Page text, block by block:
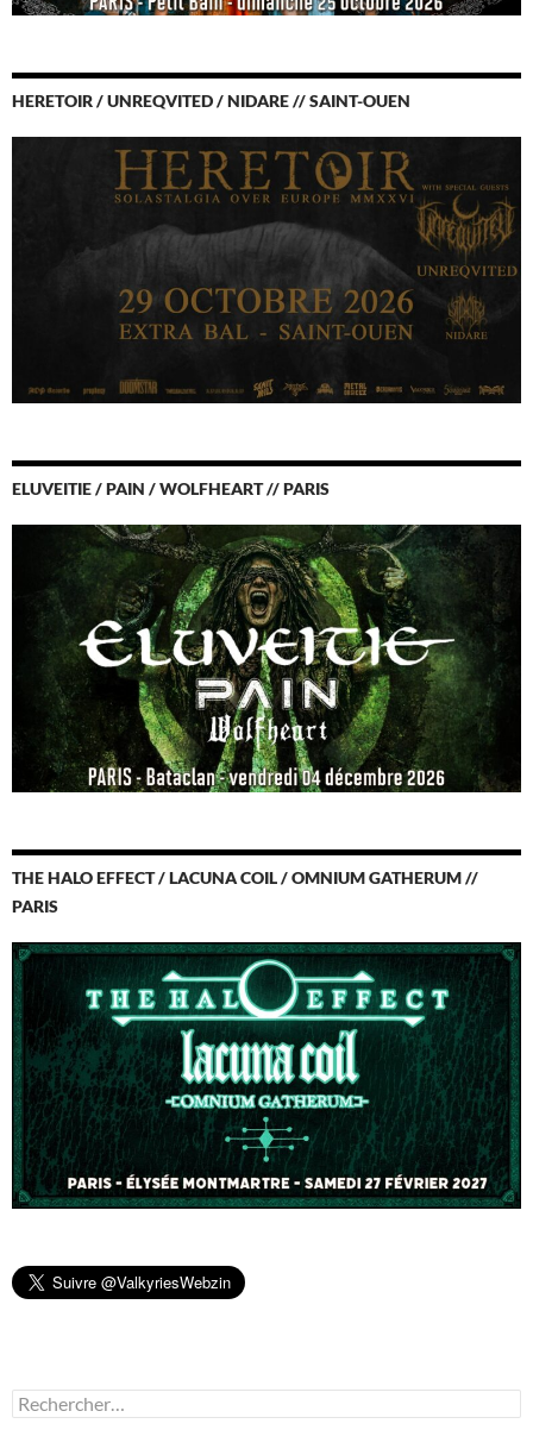
HERETOIR / UNREQVITED / NIDARE // SAINT-OUEN
ELUVEITIE / PAIN / WOLFHEART // PARIS
THE HALO EFFECT / LACUNA COIL / OMNIUM GATHERUM //
PARIS
Rechercher :